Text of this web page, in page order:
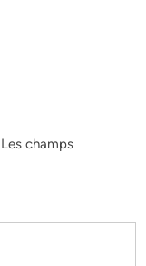
Les champs